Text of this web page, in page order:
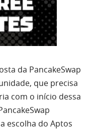
da PancakeSwap
que precisa
com o início dessa
escolha do Aptos